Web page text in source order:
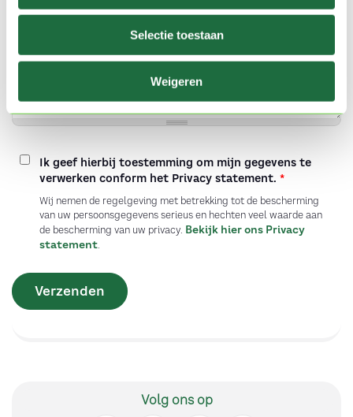
Selectie toestaan
Weigeren
Ik geef hierbij toestemming om mijn gegevens te
verwerken conform het Privacy statement. *
Wij nemen de regelgeving met betrekking tot de bescherming
van uw persoonsgegevens serieus en hechten veel waarde aan
de bescherming van uw privacy. Bekijk hier ons Privacy
statement.
Volg ons op